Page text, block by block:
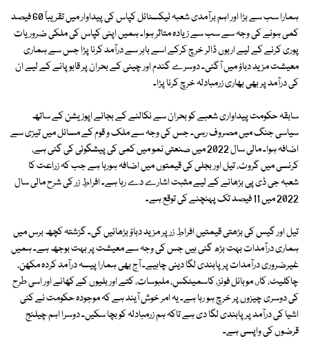
ہمارا سب سے بڑا اور اہم برآمدی شعبہ ٹیکسٹائل کپاس کی پیداوار میں تقریباً 60 فیصد
کمی ہونے کی وجہ سے سب سے زیادہ متاثر ہوا۔ ہمیں اپنی کپاس کی ملکی ضروریات
پوری کرنے کے لیے اربوں ڈالر خرچ کرکے اسے باہر سے درآمد کرنا پڑا جس سے ہماری
معیشت مزید دباؤ میں آگئی۔ دوسرے گندم اور چینی کے بحران پر قابو پانے کے لیے ان
کی درآمد پر بھی بھاری زرمبادلہ خرچ کرنا پڑا۔
سابقہ حکومت پیداواری شعبے کو بحران سے نکالنے کے بجائے اپوزیشن کے ساتھ
سیاسی جنگ میں مصروف رہی۔ جس کی وجہ سے ملک و قوم کے مسائل میں تیزی سے
اضافہ ہوا۔ مالی سال 2022 میں صنعتی نمو میں کمی کی پیشگوئی کی گئی ہے،
کرنسی میں گروٹ، تیل اور بجلی کی قیمتوں میں اضافہ ہورہا ہے جب کہ زراعت کا
شعبہ جی ڈی پی بڑھانے کے لیے مثبت اشارے دے رہا ہے۔ افراطِ زر کی شرح مالی سال
2022 میں 11 فیصد تک پہنچنے کی توقع ہے۔
تیل اور گیس کی بڑھتی قیمتیں افراطِ زر پر مزید دباؤ بڑھائیں گی۔ گزشتہ کچھ برس میں
ہماری درآمدات بہت بڑھ گئی ہیں جس کی وجہ سے معیشت پر بہت بوجھ ہے۔ ہمیں
غیرضروری درآمدات پر پابندی لگا دینی چاہیے۔ آج بھی ہمارا پیسہ درآمد کردہ مکھن،
چاکلیٹ، کار، موبائل فونز، کاسمیٹکس، ملبوسات، کتے اور بلیوں کے کھانے اور اسی طرح
کی دوسری چیزوں پر خرچ ہو رہا ہے۔ یہ امر خوش آیند ہے کہ موجودہ حکومت نے کئی
اشیا کی درآمد پر پابندی لگا دی ہے تاکہ ہم زرمبادلہ کو بچا سکیں۔ دوسرا اہم چیلنج
قرضوں کی واپسی ہے۔